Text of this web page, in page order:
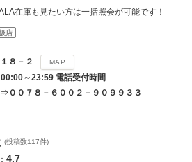
在庫も見たい方は一括照会が可能です！
店
８－２ MAP
～23:59 電話受付時間
０７８－６００２－９０９９３３
(投稿数117件)
4.7